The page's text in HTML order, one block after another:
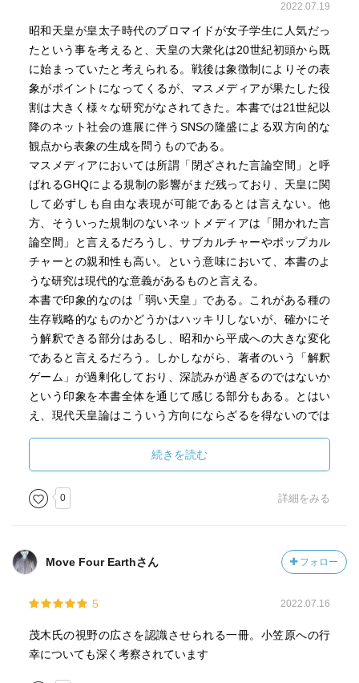
いう気がしてきた。どうでも良いことだが、最近の本では
あまり見かけない熟語複数に使用している。
https://amzn.to/3oVPkUS
2022.07.19
昭和天皇が皇太子時代のブロマイドが女子学生に人気だっ
たという事を考えると、天皇の大衆化は20世紀初頭から既
に始まっていたと考えられる。戦後は象徴制によりその表
象がポイントになってくるが、マスメディアが果たした役
割は大きく様々な研究がなされてきた。本書では21世紀以
降のネット社会の進展に伴うSNSの隆盛による双方向的な
観点から表象の生成を問うものである。
マスメディアにおいては所謂「閉ざされた言論空間」と呼
ばれるGHQによる規制の影響がまだ残っており、天皇に関
して必ずしも自由な表現が可能であるとは言えない。他
方、そういった規制のないネットメディアは「開かれた言
論空間」と言えるだろうし、サブカルチャーやポップカル
チャーとの親和性も高い。という意味において、本書のよ
うな研究は現代的な意義があるものと言える。
本書で印象的なのは「弱い天皇」である。これがある種の
生存戦略的なものかどうかはハッキリしないが、確かにそ
う解釈できる部分はあるし、昭和から平成への大きな変化
であると言えるだろう。しかしながら、著者のいう「解釈
ゲーム」が過剰化しており、深読みが過ぎるのではないか
という印象を本書全体を通じて感じる部分もある。とはい
え、現代天皇論はこういう方向にならざるを得ないのでは
ョナリズムとどのように結びついていくのかを考えてみた
いという気持ちにもなる。読み物としては大変面白く、示
唆に富む一冊ではある。
続きを読む
0 詳細をみる
Move Four Earthさん フォロー
5 2022.07.16
茂木氏の視野の広さを認識させられる一冊。小笠原への行
幸についても深く考察されています